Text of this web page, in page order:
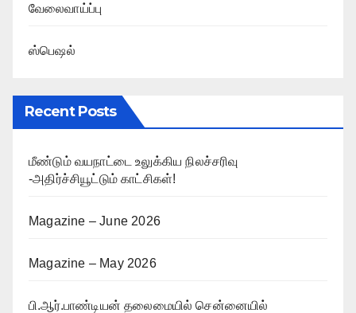
வேலைவாய்ப்பு
ஸ்பெஷல்
Recent Posts
மீண்டும் வயநாட்டை உலுக்கிய நிலச்சரிவு
-அதிர்ச்சியூட்டும் காட்சிகள்!
Magazine – June 2026
Magazine – May 2026
பி.ஆர்.பாண்டியன் தலைமையில் சென்னையில்